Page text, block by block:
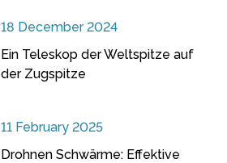
18 December 2024
Ein Teleskop der Weltspitze auf
der Zugspitze
11 February 2025
Drohnen Schwärme: Effektive